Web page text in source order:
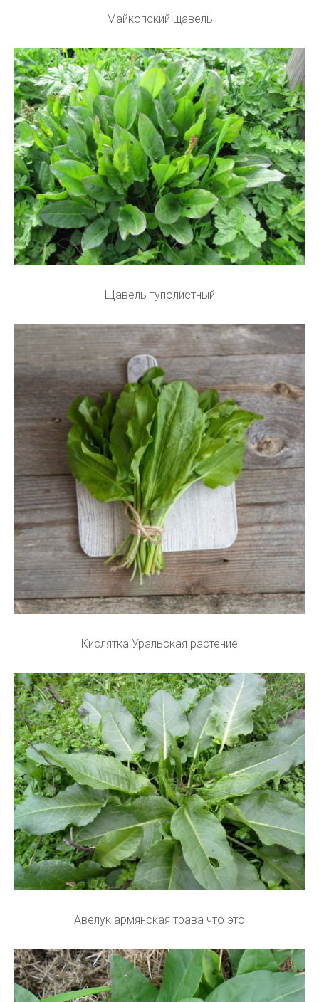
Майкопский щавель
Щавель туполистный
Кислятка Уральская растение
Авелук армянская трава что это